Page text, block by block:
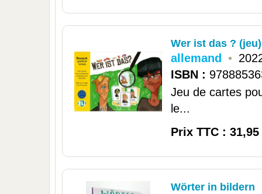
Wer ist das ? (jeu)
allemand •
ISBN :
Jeu de cartes
le...
Prix TTC : 31,95
Wörter in bildern